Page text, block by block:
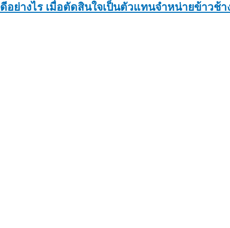
ดีอย่างไร เมื่อตัดสินใจเป็นตัวแทนจำหน่ายข้าวช้า